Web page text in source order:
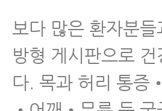
알아야 할 12가지
보다 많은 환자분
방형 게시판으로
다. 목과 허리 통